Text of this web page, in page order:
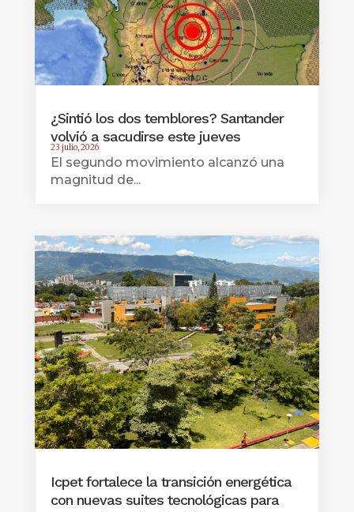
¿Sintió los dos temblores? Santander
volvió a sacudirse este jueves
23 julio, 2026
El segundo movimiento alcanzó una
magnitud de...
Icpet fortalece la transición energética
con nuevas suites tecnológicas para